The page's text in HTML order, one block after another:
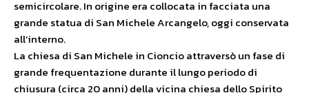
semicircolare. In origine era collocata in facciata una
grande statua di San Michele Arcangelo, oggi conservata
all’interno.
La chiesa di San Michele in Cioncio attraversò un fase di
grande frequentazione durante il lungo periodo di
chiusura (circa 20 anni) della vicina chiesa dello Spirito